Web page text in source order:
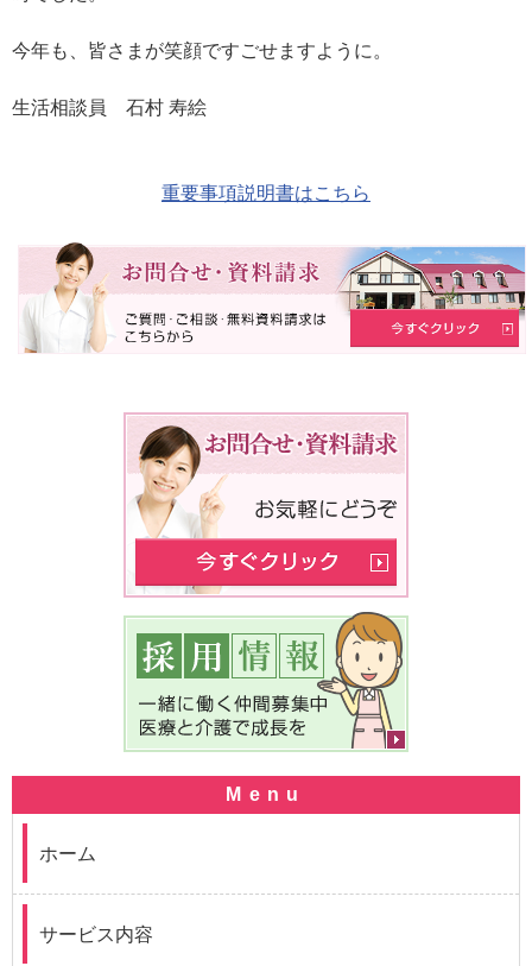
今年も、皆さまが笑顔ですごせますように。
生活相談員 石村 寿絵
重要事項説明書はこちら
ホーム
サービス内容